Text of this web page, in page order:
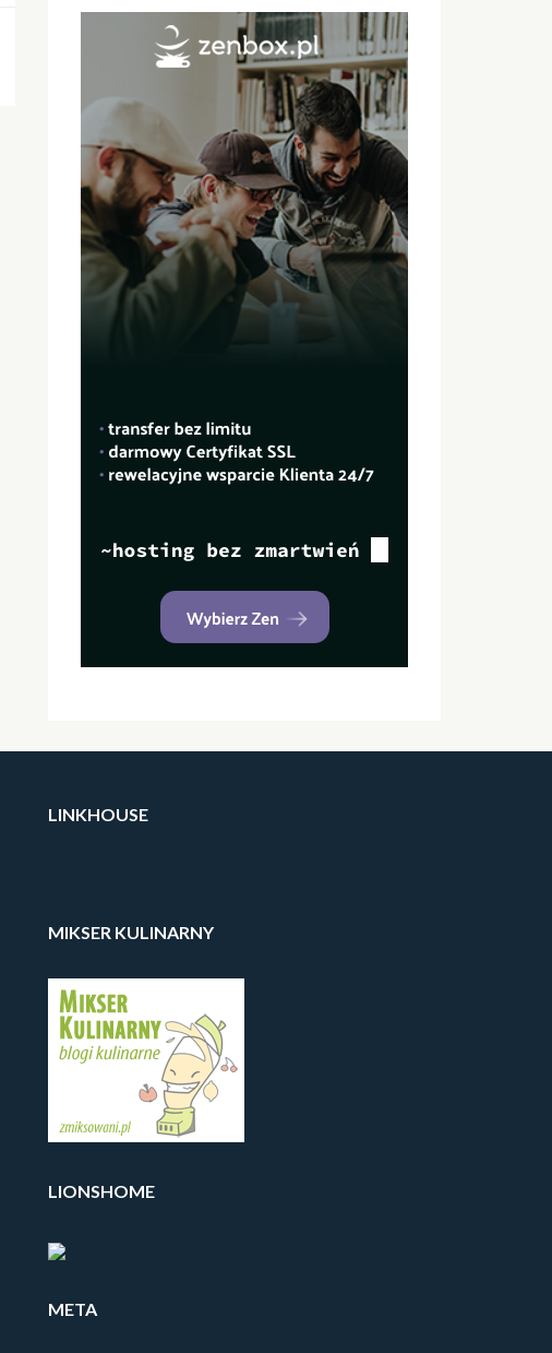
LINKHOUSE
MIKSER KULINARNY
LIONSHOME
META